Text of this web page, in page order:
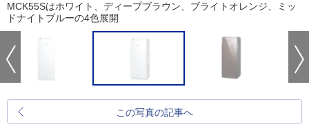
MCK55Sはホワイト、ディープブラウン、ブライトオレンジ、ミッ
ドナイトブルーの4色展開
この写真の記事へ